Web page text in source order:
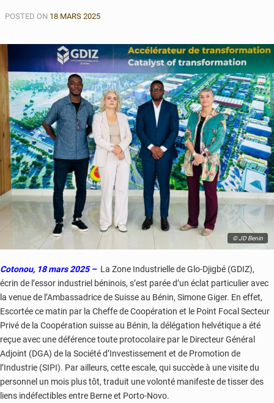
POSTED ON 18 MARS 2025
© JD Benin
Cotonou, 18 mars 2025 – La Zone Industrielle de Glo-Djigbé (GDIZ),
écrin de l’essor industriel béninois, s’est parée d’un éclat particulier avec
la venue de l’Ambassadrice de Suisse au Bénin, Simone Giger. En effet,
Escortée ce matin par la Cheffe de Coopération et le Point Focal Secteur
Privé de la Coopération suisse au Bénin, la délégation helvétique a été
reçue avec une déférence toute protocolaire par le Directeur Général
Adjoint (DGA) de la Société d’Investissement et de Promotion de
l’Industrie (SIPI). Par ailleurs, cette escale, qui succède à une visite du
personnel un mois plus tôt, traduit une volonté manifeste de tisser des
liens indéfectibles entre Berne et Porto-Novo.